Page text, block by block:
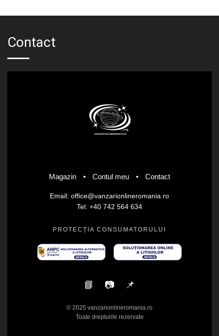
Contact
Magazin • Contul meu • Contact
Email: office@vanzarionlineromania.ro
Tel: +40 742 564 634
PROTECȚIA CONSUMATORULUI
📘 📷 📌
© 2025 vanzarionlineromania.ro
Toate drepturile rezervate